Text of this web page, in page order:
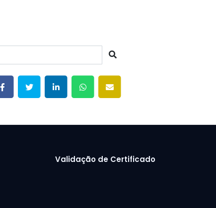
Validação de Certificado